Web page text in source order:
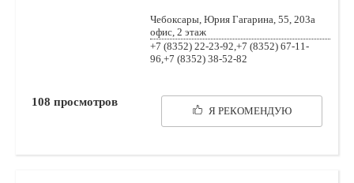
Чебоксары, Юрия Гагарина, 55, 203а
офис, 2 этаж
+7 (8352) 22-23-92,+7 (8352) 67-11-
96,+7 (8352) 38-52-82
Я РЕКОМЕНДУЮ
108 просмотров